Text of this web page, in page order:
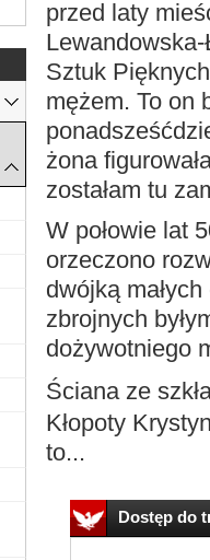
przed laty
Sztuk
mężem. To on
żona
zostałam tu
W połowie lat
orzeczono
dwójką
zbrojnych
dożywotniego
Ściana ze
Kłopoty
to...
Dostęp do